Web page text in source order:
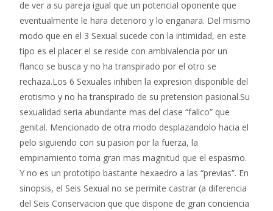
de ver a su pareja igual que un potencial oponente que
eventualmente le hara deterioro y lo enganara. Del mismo
modo que en el 3 Sexual sucede con la intimidad, en este
tipo es el placer el se reside con ambivalencia por un
flanco se busca y no ha transpirado por el otro se
rechaza.Los 6 Sexuales inhiben la expresion disponible del
erotismo y no ha transpirado de su pretension pasional.Su
sexualidad seri­a abundante mas del clase “falico” que
genital. Mencionado de otra modo desplazandolo hacia el
pelo siguiendo con su pasion por la fuerza, la
empinamiento toma gran mas magnitud que el espasmo.
Y no es un prototipo bastante hexaedro a las “previas”. En
sinopsis, el Seis Sexual no se permite castrar (a diferencia
del Seis Conservacion que que dispone de gran conciencia